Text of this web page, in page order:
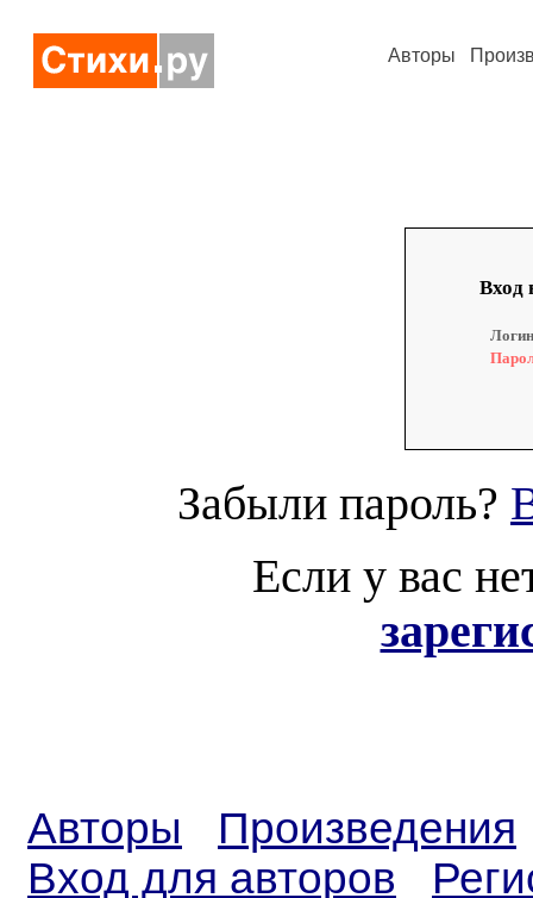
Авторы
Вход
Забыли пароль?
Если у вас
Авторы
Произведения
Вход для авторов